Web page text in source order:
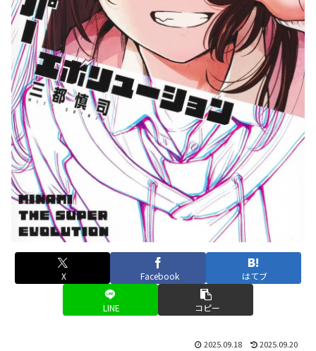
X Facebook はてブ
LINE コピー
2025.09.18 2025.09.20